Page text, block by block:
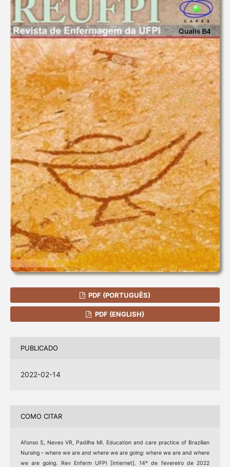
PDF (PORTUGUÊS)
PDF (ENGLISH)
PUBLICADO
2022-02-14
COMO CITAR
Afonso S, Neves VR, Padilha MI. Education and care practice of Brazilian
Nursing – where we are and where we are going: where we are and where
we are going. Rev Enferm UFPI [Internet]. 14º de fevereiro de 2022